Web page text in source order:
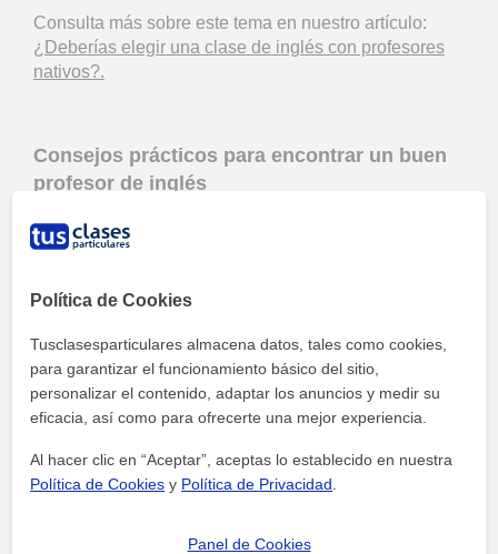
Consulta más sobre este tema en nuestro artículo:
¿Deberías elegir una clase de inglés con profesores
nativos?.
Consejos prácticos para encontrar un buen
profesor de inglés
Aquí va una lista de consejos prácticos para que
Verifica la experiencia y formación del profesor:
con niños y que esté certificado.
Pregunta por el método de enseñanza:Algunos
métodos son más dinámicos que otros. Un
puede hacer que el aprendizaje sea más divertido.
sabrá adaptar su enfoque según los avances de tu
Política de Cookies
Tusclasesparticulares almacena datos, tales como cookies,
para garantizar el funcionamiento básico del sitio,
personalizar el contenido, adaptar los anuncios y medir su
eficacia, así como para ofrecerte una mejor experiencia.
Al hacer clic en “Aceptar”, aceptas lo establecido en nuestra
Política de Cookies y Política de Privacidad
Panel de Cookies